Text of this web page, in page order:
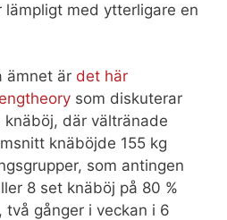
lämpligt med ytterligare en
ämnet är det här
som diskuterar
där vältränade
knäböjde 155 kg
som antingen
8 set knäböj på 80 %
, två gånger i veckan i 6